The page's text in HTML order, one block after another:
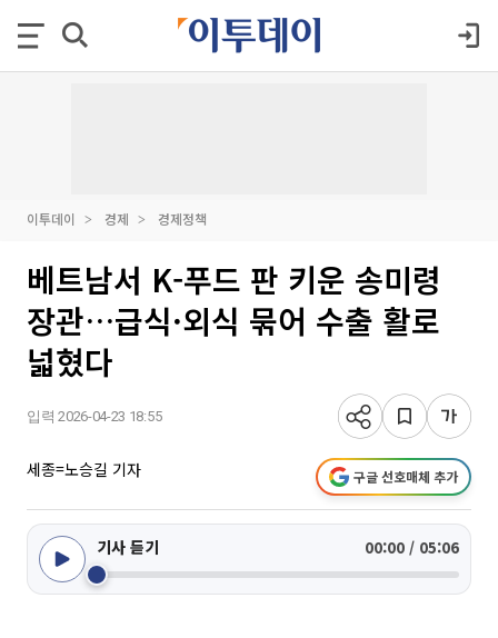
이투데이 경제 경제정책
베트남서 K-푸드 판 키운 송미령
장관…급식·외식 묶어 수출 활로
넓혔다
입력 2026-04-23 18:55
세종=노승길 기자 구글 선호매체 추가
기사 듣기 00:00 / 05:06